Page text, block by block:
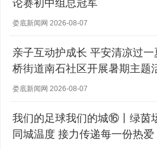
论赛初中组总冠军
娄底新闻网 2026-08-07
亲子互动护成长 平安清凉过一
桥街道南石社区开展暑期主题
娄底新闻网 2026-08-07
我们的足球我们的城⑯丨绿茵
同城温度 接力传递每一份热爱